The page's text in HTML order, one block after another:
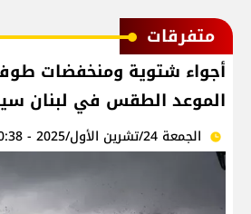
متفرقات
أجواء شتوية ومنخفضات
الموعد الطقس في لبنان
الجمعة 24/تشرين الأول/2025 - 10:38 ص